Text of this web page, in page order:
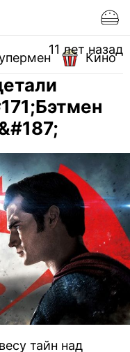
Кино
11 лет назад
тайн над